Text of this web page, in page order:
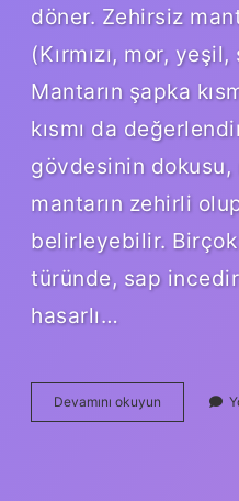
döner. Zehirsiz
(Kırmızı, mor,
Mantarın şapka
kısmı da
gövdesinin
mantarın zehirli
belirleyebilir.
türünde, sap
hasarlı…
Devamını okuyun
Renkli